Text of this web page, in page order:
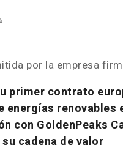
por la empresa
primer contrato
energías renovables
con GoldenPeaks
cadena de valor